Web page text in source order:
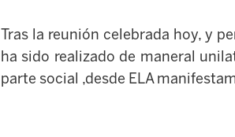
Tras la reunión celebrada hoy, y
ha sido realizado de maneral
parte social ,desde ELA